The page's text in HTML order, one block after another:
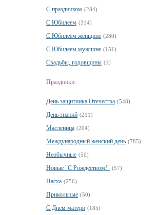
С праздником (284)
С Юбилеем (314)
С Юбилеем женщине (280)
С Юбилеем мужчине (151)
Свадьбы, годовщины (1)
Праздники:
День защитника Отечества (548)
День знаний (211)
Масленица (204)
Международный женский день (785)
Необычные (50)
Новые "С Рождеством!" (57)
Пасха (256)
Прикольные (50)
С Днем матери (185)